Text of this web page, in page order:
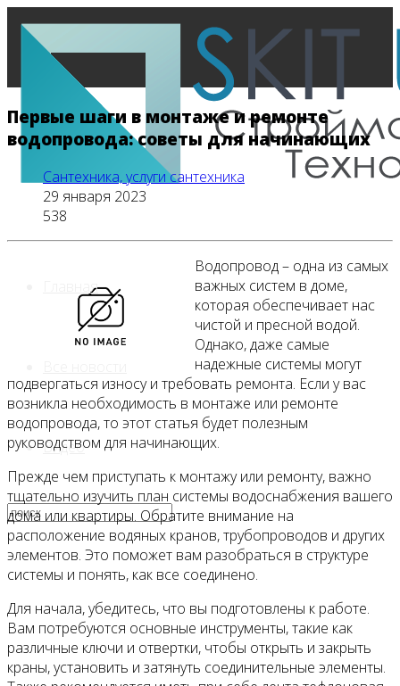
Главная
Видео
Первые шаги в монтаже и ремонте
водопровода: советы для начинающих
Сантехника, услуги сантехника
29 января 2023
538
Водопровод – одна из самых
важных систем в доме,
которая обеспечивает нас
чистой и пресной водой.
Однако, даже самые
надежные системы могут
подвергаться износу и требовать ремонта. Если у вас
возникла необходимость в монтаже или ремонте
водопровода, то этот статья будет полезным
руководством для начинающих.
Прежде чем приступать к монтажу или ремонту, важно
тщательно изучить план системы водоснабжения вашего
дома или квартиры. Обратите внимание на
расположение водяных кранов, трубопроводов и других
элементов. Это поможет вам разобраться в структуре
системы и понять, как все соединено.
Для начала, убедитесь, что вы подготовлены к работе.
Вам потребуются основные инструменты, такие как
различные ключи и отвертки, чтобы открыть и закрыть
краны, установить и затянуть соединительные элементы.